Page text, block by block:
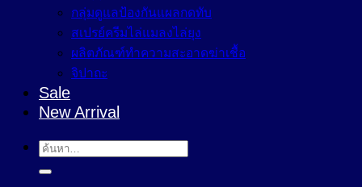
กลุ่มดูแลป้องกันแผลกดทับ
สเปรย์ครีมไล่แมลงไล่ยุง
ผลิตภัณฑ์ทำความสะอาดฆ่าเชื้อ
จิปาถะ
Sale
New Arrival
ค้นหา: